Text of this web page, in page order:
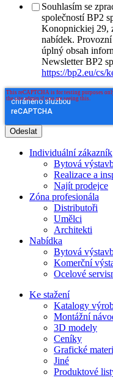
Souhlasím se
společností BP2
Konopnickiej 29,
nabídek.
úplný obsah
Newsletter BP2
https://bp2.eu/cs/
Individuální zákazník
Bytová
Realizace a
Najít prodejce
Zóna profesionála
Distributoři
Umělci
Architekti
Nabídka
Bytová
Komerční
Ocelové
Ke stažení
Katalogy
Montážní
3D modely
Ceníky
Grafické
Jiné
Produktové